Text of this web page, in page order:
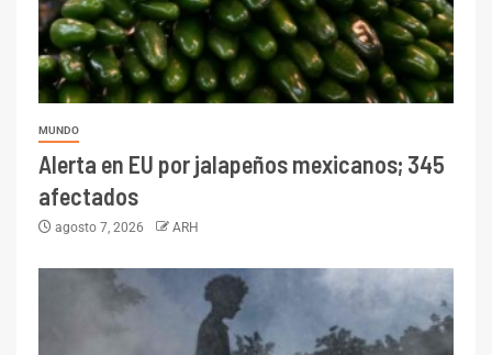
MUNDO
Alerta en EU por jalapeños mexicanos; 345
afectados
agosto 7, 2026 ARH